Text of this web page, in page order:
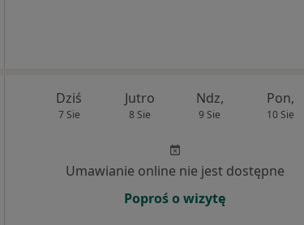
Dziś
7 Sie
Jutro
8 Sie
Ndz,
9 Sie
Pon,
10 Sie
Umawianie online nie jest dostępne
Poproś o wizytę